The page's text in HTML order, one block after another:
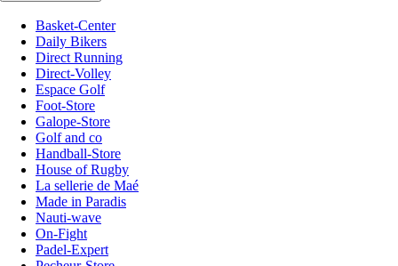
Basket-Center
Daily Bikers
Direct Running
Direct-Volley
Espace Golf
Foot-Store
Galope-Store
Golf and co
Handball-Store
House of Rugby
La sellerie de Maé
Made in Paradis
Nauti-wave
On-Fight
Padel-Expert